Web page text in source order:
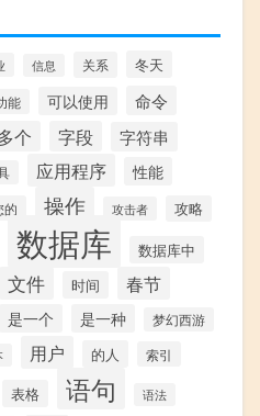
信息 关系 冬天
能 可以使用 命令
个 字段 字符串
应用程序 性能
的 操作 攻击者 攻略
数据库 数据库中
文件 时间 春节
是一个 是一种
梦幻西游
用户 的人 索引
表格 语句 语法